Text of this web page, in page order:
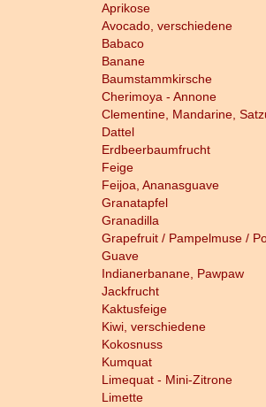
Aprikose
Avocado, verschiedene
Babaco
Banane
Baumstammkirsche
Cherimoya - Annone
Clementine, Mandarine,
Dattel
Erdbeerbaumfrucht
Feige
Feijoa, Ananasguave
Granatapfel
Granadilla
Grapefruit / Pampelmuse /
Guave
Indianerbanane, Pawpaw
Jackfrucht
Kaktusfeige
Kiwi, verschiedene
Kokosnuss
Kumquat
Limequat - Mini-Zitrone
Limette